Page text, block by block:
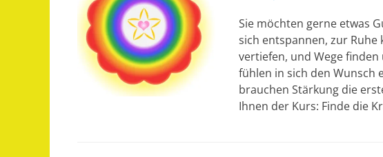
Sie möchten gerne etwas
sich entspannen, zur
vertiefen, und Wege
fühlen in sich den Wunsch
brauchen Stärkung die
Ihnen der Kurs: Finde die